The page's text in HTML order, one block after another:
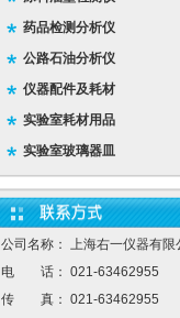
药品检测分析仪
公路石油分析仪
仪器配件及耗材
实验室耗材用品
实验室玻璃器皿
公司名称： 上海右一仪器有限
电 话： 021-63462955
传 真： 021-63462955